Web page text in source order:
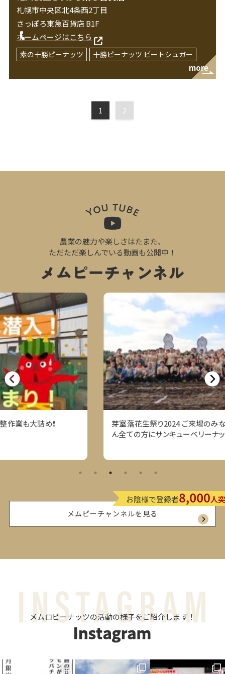
札幌市中央区北4条西2丁目
さっぽろ東急百貨店 B1F
ホームページはこちら
素の十勝ピーナッツ 十勝ピーナッツ ビートシュガー
more
1 2
農業の魅力や楽しさはたまた、
ただただ楽しんでいる動画も公開中！
芽室落花生祭り2024 ご来場のみなさま、スタッフのみなさ
ん全ての方にサンキューベリーナッツ！
メムピーチャンネルを見る
メムロピーナッツの活動の様子をご紹介します！